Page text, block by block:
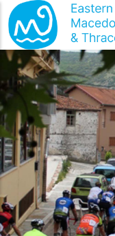
Sari la conținutul principal